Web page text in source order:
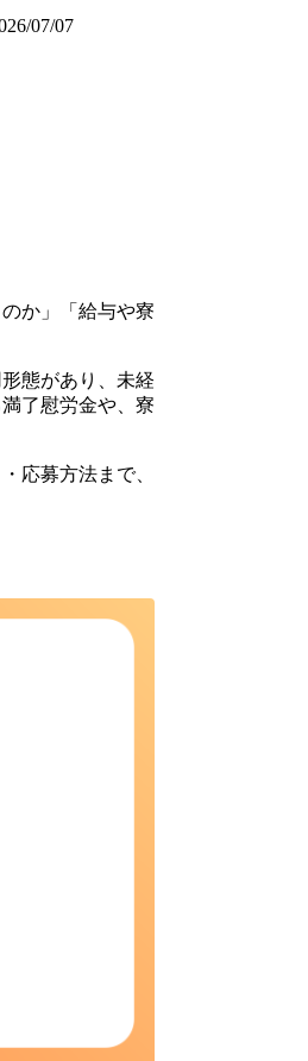
07/07
か」「給与や寮
態があり、未経
了慰労金や、寮
応募方法まで、